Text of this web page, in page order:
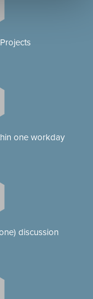
one workday
discussion